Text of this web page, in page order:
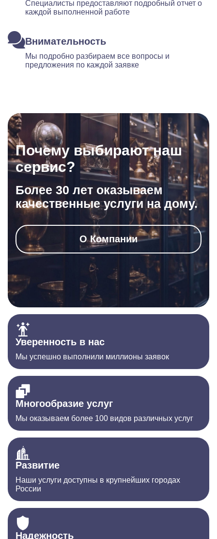
Специалисты предоставляют подробный отчет о
каждой выполненной работе
Внимательность
Мы подробно разбираем все вопросы и
предложения по каждой заявке
Почему выбирают наш
сервис?
Более 30 лет оказываем
качественные услуги на дому.
О Компании
Уверенность в нас
Мы успешно выполнили миллионы заявок
Многообразие услуг
Мы оказываем более 100 видов различных услуг
Развитие
Наши услуги доступны в крупнейших городах
России
Надежность